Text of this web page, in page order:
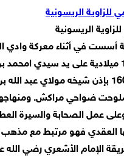
الريسونية
أسست في أثناء معركة وادي
وقعت في 1578 ميلادية على يد سيدي
المتوفى عام 1609 بإذن شيخه مولاي
ضواحي مراكش.
عمل الصحابة والسيرة
العقدي فهو مرتبط مع مذهب
الإمام الأشعري رضي الله